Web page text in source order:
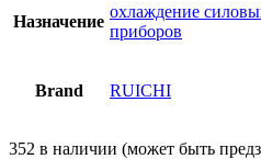
Назначение
охлаждение
приборов
Brand RUICHI
352 в наличии (может быть